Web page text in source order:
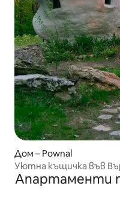
Дом – Pownal
Уютна къщичка във
Апартаменти